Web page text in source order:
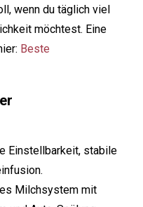
wenn du täglich viel
möchtest. Eine
Beste
Einstellbarkeit, stabile
Milchsystem mit